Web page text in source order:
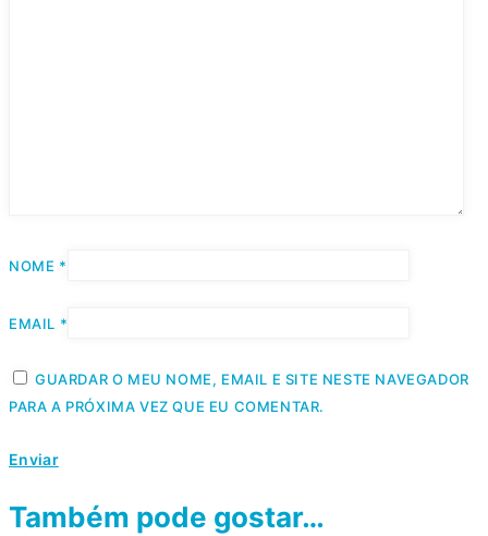
NOME *
EMAIL *
GUARDAR O MEU NOME, EMAIL E SITE NESTE NAVEGADOR
PARA A PRÓXIMA VEZ QUE EU COMENTAR.
Também pode gostar…